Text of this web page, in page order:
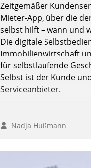
Zeitgemäßer
Mieter-App, über die
selbst hilft – wann und
Die digitale
Immobilienwirtschaft
für selbstlaufende
Selbst ist der Kunde
Serviceanbieter.
Nadja Hußmann